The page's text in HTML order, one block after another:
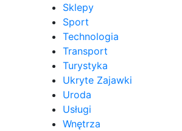
Sklepy
Sport
Technologia
Transport
Turystyka
Ukryte Zajawki
Uroda
Usługi
Wnętrza